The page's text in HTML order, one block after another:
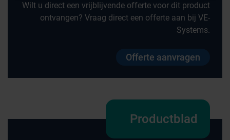
Wilt u direct een vrijblijvende offerte voor dit product
ontvangen? Vraag direct een offerte aan bij VE-
Systems.
Offerte aanvragen
Productblad